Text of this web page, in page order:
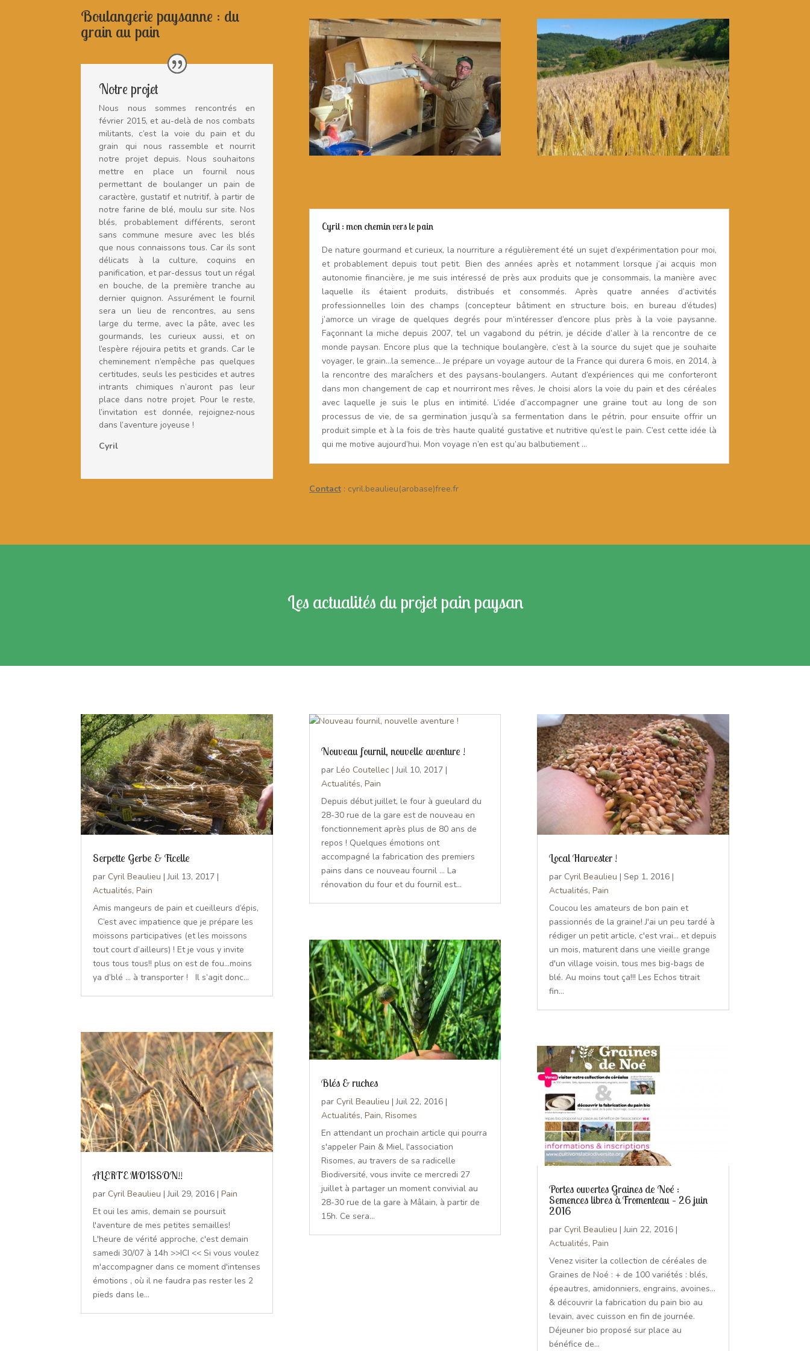
Boulangerie paysanne : du
grain au pain
Notre projet
Nous nous sommes rencontrés en
février 2015, et au-delà de nos combats
militants, c’est la voie du pain et du
grain qui nous rassemble et nourrit
notre projet depuis. Nous souhaitons
mettre en place un fournil nous
permettant de boulanger un pain de
caractère, gustatif et nutritif, à partir de
notre farine de blé, moulu sur site. Nos
blés, probablement différents, seront
sans commune mesure avec les blés
que nous connaissons tous. Car ils sont
délicats à la culture, coquins en
panification, et par-dessus tout un régal
en bouche, de la première tranche au
dernier quignon. Assurément le fournil
sera un lieu de rencontres, au sens
large du terme, avec la pâte, avec les
gourmands, les curieux aussi, et on
l’espère réjouira petits et grands. Car le
cheminement n’empêche pas quelques
certitudes, seuls les pesticides et autres
intrants chimiques n’auront pas leur
place dans notre projet. Pour le reste,
l’invitation est donnée, rejoignez-nous
dans l’aventure joyeuse !
Cyril
Cyril : mon chemin vers le pain
De nature gourmand et curieux, la nourriture a régulièrement été un sujet d’expérimentation pour moi,
et probablement depuis tout petit. Bien des années après et notamment lorsque j’ai acquis mon
autonomie financière, je me suis intéressé de près aux produits que je consommais, la manière avec
laquelle ils étaient produits, distribués et consommés. Après quatre années d’activités
professionnelles loin des champs (concepteur bâtiment en structure bois, en bureau d’études)
j’amorce un virage de quelques degrés pour m’intéresser d’encore plus près à la voie paysanne.
Façonnant la miche depuis 2007, tel un vagabond du pétrin, je décide d’aller à la rencontre de ce
monde paysan. Encore plus que la technique boulangère, c’est à la source du sujet que je souhaite
voyager, le grain…la semence… Je prépare un voyage autour de la France qui durera 6 mois, en 2014, à
la rencontre des maraîchers et des paysans-boulangers. Autant d’expériences qui me conforteront
dans mon changement de cap et nourriront mes rêves. Je choisi alors la voie du pain et des céréales
avec laquelle je suis le plus en intimité. L’idée d’accompagner une graine tout au long de son
processus de vie, de sa germination jusqu’à sa fermentation dans le pétrin, pour ensuite offrir un
produit simple et à la fois de très haute qualité gustative et nutritive qu’est le pain. C’est cette idée là
qui me motive aujourd’hui. Mon voyage n’en est qu’au balbutiement …
Contact: cyril.beaulieu(arobase)free.fr
Les actualités du projet pain paysan
Serpette Gerbe & Ficelle
par Cyril Beaulieu |Juil 13, 2017 |
Actualités,Pain
Amis mangeurs de pain et cueilleurs d’épis,
C’est avec impatience que je prépare les
moissons participatives (et les moissons
tout court d’ailleurs) ! Et je vous y invite
tous tous tous!! plus on est de fou…moins
ya d’blé … à transporter ! Il s’agit donc...
ALERTE MOISSON!!
par Cyril Beaulieu |Juil 29, 2016 |Pain
Et oui les amis, demain se poursuit
l'aventure de mes petites semailles!
L'heure de vérité approche, c'est demain
samedi 30/07 à 14h >>ICI << Si vous voulez
m'accompagner dans ce moment d'intenses
émotions , où il ne faudra pas rester les 2
pieds dans le...
Nouveau fournil, nouvelle aventure !
par Léo Coutellec |Juil 10, 2017|
Actualités, Pain
Depuis début juillet, le four à gueulard du
28-30 rue de la gare est de nouveau en
fonctionnement après plus de 80 ans de
repos ! Quelques émotions ont
accompagné la fabrication des premiers
pains dans ce nouveau fournil ... La
rénovation du four et du fournil est...
Blés & ruches
par Cyril Beaulieu |Juil 22, 2016|
Actualités, Pain, Risomes
En attendant un prochain article qui pourra
s'appeler Pain & Miel, l'association
Risomes, au travers de sa radicelle
Biodiversité, vous invite ce mercredi 27
juillet à partager un moment convivial au
28-30 rue de la gare à Mâlain, à partir de
15h. Ce sera...
Local Harvester !
par Cyril Beaulieu | Sep 1, 2016|
Actualités, Pain
Coucou les amateurs de bon pain et
passionnés de la graine! J'ai un peu tardé à
rédiger un petit article, c'est vrai... et depuis
un mois, maturent dans une vieille grange
d'un village voisin, tous mes big-bags de
blé. Au moins tout ça!!! Les Echos titrait
fin...
Portes ouvertes Graines de Noé :
Semences libres à Fromenteau – 26 juin
2016
par Cyril Beaulieu |Juin 22, 2016|
Actualités, Pain
Venez visiter la collection de céréales de
Graines de Noé : + de 100 variétés : blés,
épeautres, amidonniers, engrains, avoines...
& découvrir la fabrication du pain bio au
levain, avec cuisson en fin de journée.
Déjeuner bio proposé sur place au
bénéfice de...